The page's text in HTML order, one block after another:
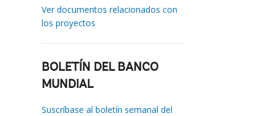
Ver documentos relacionados con
los proyectos
BOLETÍN DEL BANCO
MUNDIAL
Suscríbase al boletín semanal del